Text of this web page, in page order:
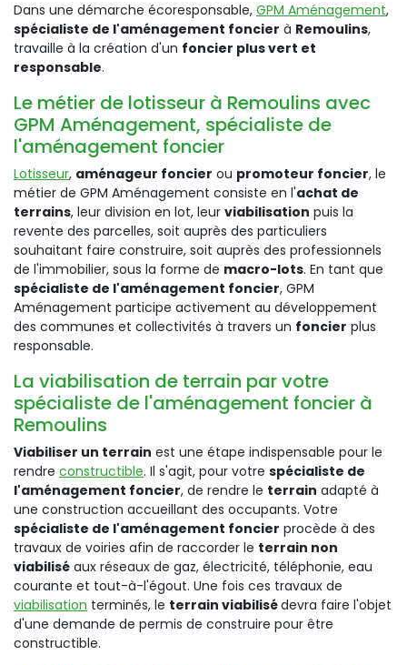
Dans une démarche écoresponsable, GPM Aménagement,
spécialiste de l'aménagement foncier à Remoulins,
travaille à la création d'un foncier plus vert et
responsable.
Le métier de lotisseur à Remoulins avec
GPM Aménagement, spécialiste de
l'aménagement foncier
Lotisseur, aménageur foncier ou promoteur foncier, le
métier de GPM Aménagement consiste en l'achat de
terrains, leur division en lot, leur viabilisation puis la
revente des parcelles, soit auprès des particuliers
souhaitant faire construire, soit auprès des professionnels
de l'immobilier, sous la forme de macro-lots. En tant que
spécialiste de l'aménagement foncier, GPM
Aménagement participe activement au développement
des communes et collectivités à travers un foncier plus
responsable.
La viabilisation de terrain par votre
spécialiste de l'aménagement foncier à
Remoulins
Viabiliser un terrain est une étape indispensable pour le
rendre constructible. Il s'agit, pour votre spécialiste de
l'aménagement foncier, de rendre le terrain adapté à
une construction accueillant des occupants. Votre
spécialiste de l'aménagement foncier procède à des
travaux de voiries afin de raccorder le terrain non
viabilisé aux réseaux de gaz, électricité, téléphonie, eau
courante et tout-à-l'égout. Une fois ces travaux de
viabilisation terminés, le terrain viabilisédevra faire l'objet
d'une demande de permis de construire pour être
constructible.